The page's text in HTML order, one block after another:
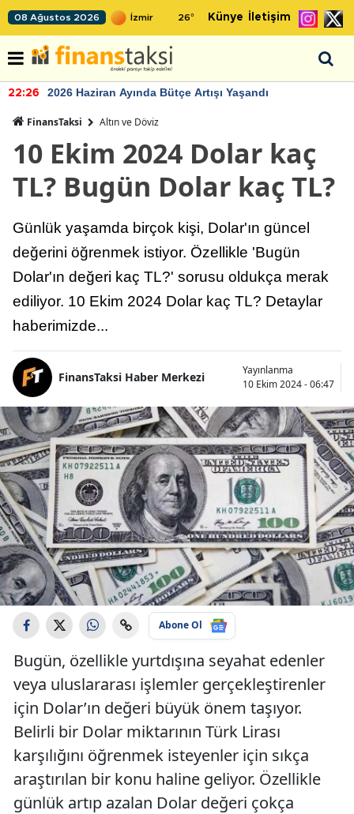
08 Ağustos 2026 26° Künye İletişim
22:26 2026 Haziran Ayında Bütçe Artışı Yaşandı
FinansTaksi Altın ve Döviz
10 Ekim 2024 Dolar kaç
TL? Bugün Dolar kaç TL?
Günlük yaşamda birçok kişi, Dolar'ın güncel
değerini öğrenmek istiyor. Özellikle 'Bugün
Dolar'ın değeri kaç TL?' sorusu oldukça merak
ediliyor. 10 Ekim 2024 Dolar kaç TL? Detaylar
haberimizde...
FinansTaksi Haber Merkezi
Yayınlanma
10 Ekim 2024 - 06:47
Abone Ol
Bugün, özellikle yurtdışına seyahat edenler
veya uluslararası işlemler gerçekleştirenler
için Dolar’ın değeri büyük önem taşıyor.
Belirli bir Dolar miktarının Türk Lirası
karşılığını öğrenmek isteyenler için sıkça
araştırılan bir konu haline geliyor. Özellikle
günlük artıp azalan Dolar değeri çokça